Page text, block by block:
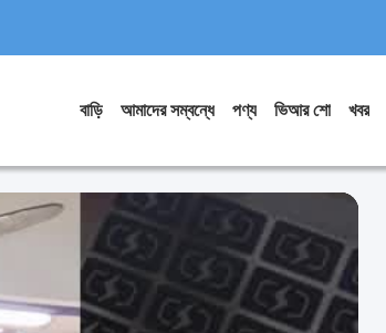
বাড়ি আমাদের সম্বন্ধে পণ্য ভিআর শো খবর